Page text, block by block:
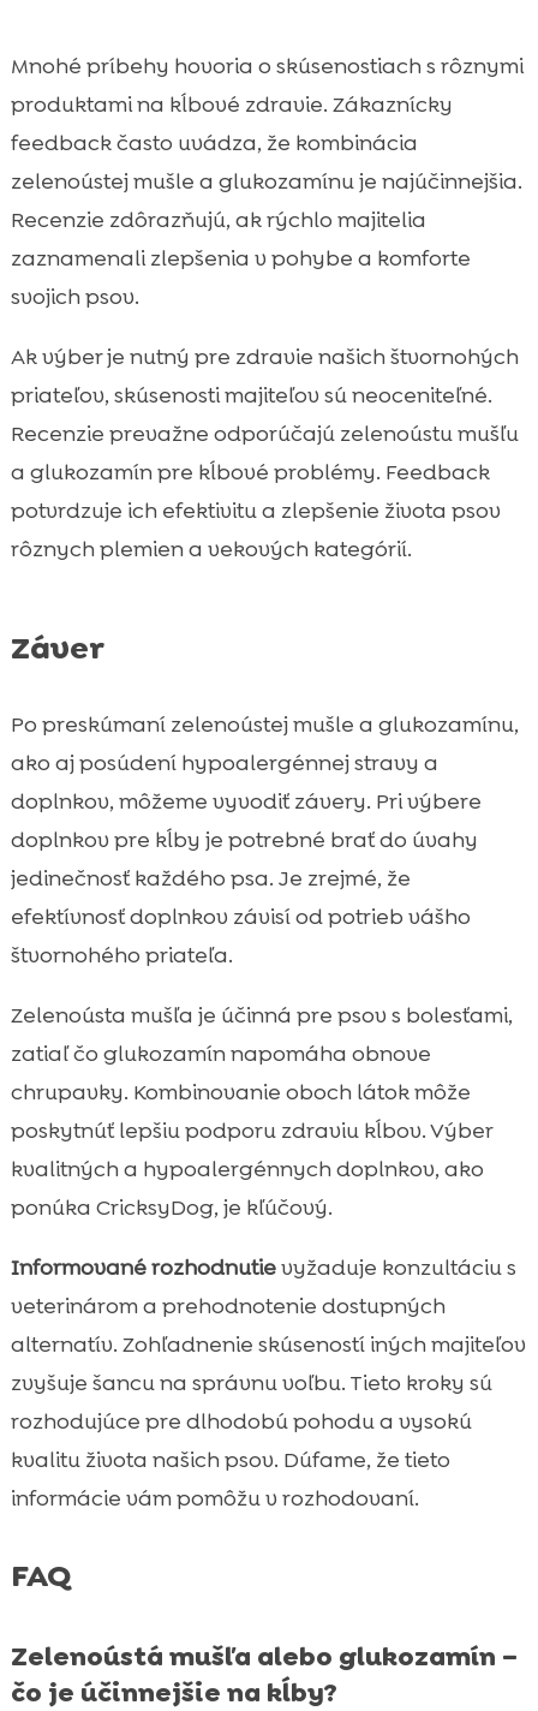
Mnohé príbehy hovoria o skúsenostiach s rôznymi
produktami na kĺbové zdravie. Zákaznícky
feedback často uvádza, že kombinácia
zelenoústej mušle a glukozamínu je najúčinnejšia.
Recenzie zdôrazňujú, ak rýchlo majitelia
zaznamenali zlepšenia v pohybe a komforte
svojich psov.
Ak výber je nutný pre zdravie našich štvornohých
priateľov, skúsenosti majiteľov sú neoceniteľné.
Recenzie prevažne odporúčajú zelenoústu mušľu
a glukozamín pre kĺbové problémy. Feedback
potvrdzuje ich efektivitu a zlepšenie života psov
rôznych plemien a vekových kategórií.
Záver
Po preskúmaní zelenoústej mušle a glukozamínu,
ako aj posúdení hypoalergénnej stravy a
doplnkov, môžeme vyvodiť závery. Pri výbere
doplnkov pre kĺby je potrebné brať do úvahy
jedinečnosť každého psa. Je zrejmé, že
efektívnosť doplnkov závisí od potrieb vášho
štvornohého priateľa.
Zelenoústa mušľa je účinná pre psov s bolesťami,
zatiaľ čo glukozamín napomáha obnove
chrupavky. Kombinovanie oboch látok môže
poskytnúť lepšiu podporu zdraviu kĺbov. Výber
kvalitných a hypoalergénnych doplnkov, ako
ponúka CricksyDog, je kľúčový.
Informované rozhodnutievyžaduje konzultáciu s
veterinárom a prehodnotenie dostupných
alternatív. Zohľadnenie skúseností iných majiteľov
zvyšuje šancu na správnu voľbu. Tieto kroky sú
rozhodujúce pre dlhodobú pohodu a vysokú
kvalitu života našich psov. Dúfame, že tieto
informácie vám pomôžu v rozhodovaní.
FAQ
Zelenoústá mušľa alebo glukozamín –
čo je účinnejšie na kĺby?